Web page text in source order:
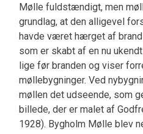
Mølle fuldstændigt, men
grundlag, at den alligevel
havde været hærget af
som er skabt af en nu
lige før branden og viser
møllebygninger. Ved
møllen det udseende, som
billede, der er malet af
1928). Bygholm Mølle blev